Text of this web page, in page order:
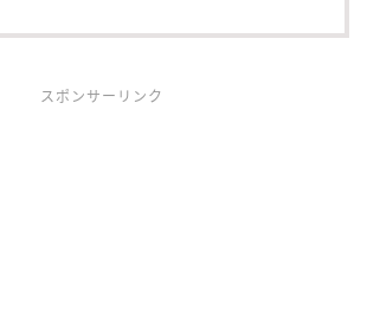
スポンサーリンク